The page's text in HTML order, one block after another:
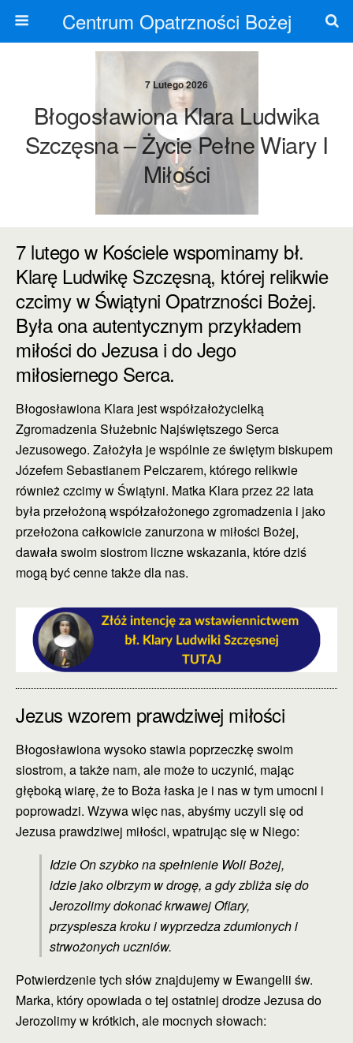
Centrum Opatrzności Bożej
7 Lutego 2026
Błogosławiona Klara Ludwika
Szczęsna – Życie Pełne Wiary I
Miłości
7 lutego w Kościele wspominamy bł.
Klarę Ludwikę Szczęsną, której relikwie
czcimy w Świątyni Opatrzności Bożej.
Była ona autentycznym przykładem
miłości do Jezusa i do Jego
miłosiernego Serca.
Błogosławiona Klara jest współzałożycielką
Zgromadzenia Służebnic Najświętszego Serca
Jezusowego. Założyła je wspólnie ze świętym biskupem
Józefem Sebastianem Pelczarem, którego relikwie
również czcimy w Świątyni. Matka Klara przez 22 lata
była przełożoną współzałożonego zgromadzenia i jako
przełożona całkowicie zanurzona w miłości Bożej,
dawała swoim siostrom liczne wskazania, które dziś
mogą być cenne także dla nas.
Jezus wzorem prawdziwej miłości
Błogosławiona wysoko stawia poprzeczkę swoim
siostrom, a także nam, ale może to uczynić, mając
głęboką wiarę, że to Boża łaska je i nas w tym umocni i
poprowadzi. Wzywa więc nas, abyśmy uczyli się od
Jezusa prawdziwej miłości, wpatrując się w Niego:
Idzie On szybko na spełnienie Woli Bożej,
idzie jako olbrzym w drogę, a gdy zbliża się do
Jerozolimy dokonać krwawej Ofiary,
przyspiesza kroku i wyprzedza zdumionych i
strwożonych uczniów.
Potwierdzenie tych słów znajdujemy w Ewangelii św.
Marka, który opowiada o tej ostatniej drodze Jezusa do
Jerozolimy w krótkich, ale mocnych słowach: